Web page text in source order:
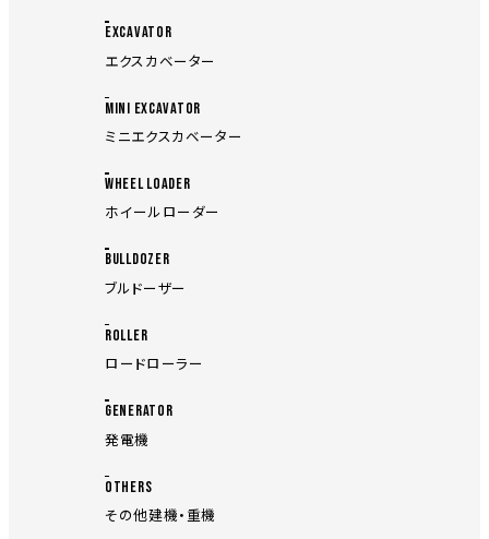
EXCAVATOR
エクスカベーター
MINI EXCAVATOR
ミニエクスカベーター
WHEEL LOADER
ホイールローダー
BULLDOZER
ブルドーザー
ROLLER
ロードローラー
GENERATOR
発電機
OTHERS
その他建機・重機